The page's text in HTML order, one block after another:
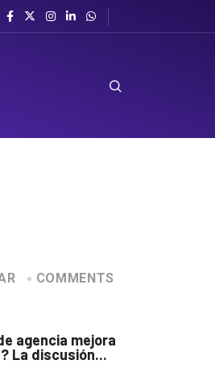
COMMENTS
agencia mejora
La discusión...